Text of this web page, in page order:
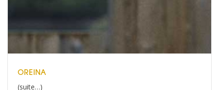
OREINA
(suite…)